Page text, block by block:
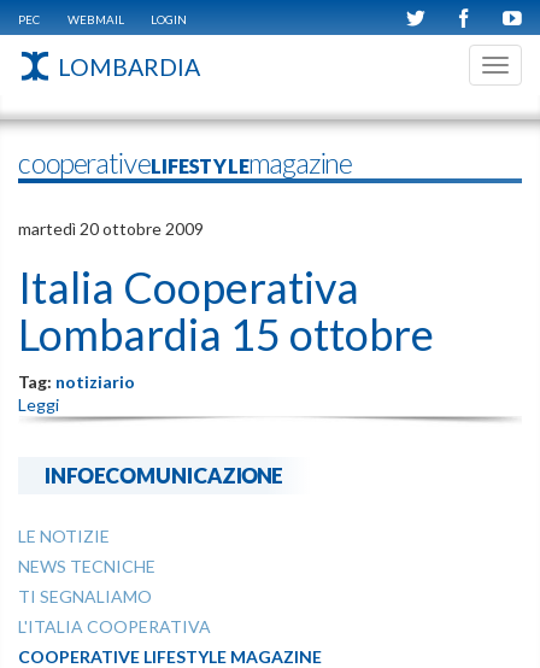
PEC WEBMAIL LOGIN
LOMBARDIA
cooperativeLIFESTYLEmagazine
martedì 20 ottobre 2009
Italia Cooperativa
Lombardia 15 ottobre
Tag: notiziario
Leggi
INFOECOMUNICAZIONE
LE NOTIZIE
NEWS TECNICHE
TI SEGNALIAMO
L'ITALIA COOPERATIVA
COOPERATIVE LIFESTYLE MAGAZINE